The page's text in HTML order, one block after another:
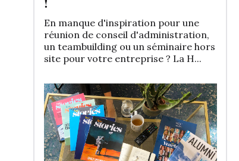
En manque d'inspiration pour une
réunion de conseil d'administration,
un teambuilding ou un séminaire hors
site pour votre entreprise ? La H...